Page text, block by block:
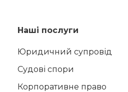
Наші послуги
Юридичний супровід
Судові спори
Корпоративне право